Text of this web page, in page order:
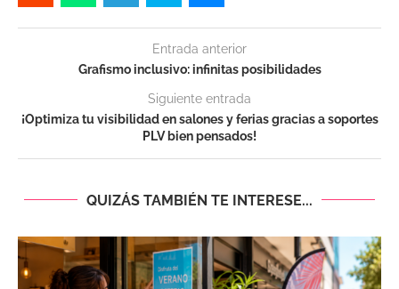
Entrada anterior
Grafismo inclusivo: infinitas posibilidades
Siguiente entrada
¡Optimiza tu visibilidad en salones y ferias gracias a soportes
PLV bien pensados!
QUIZÁS TAMBIÉN TE INTERESE...